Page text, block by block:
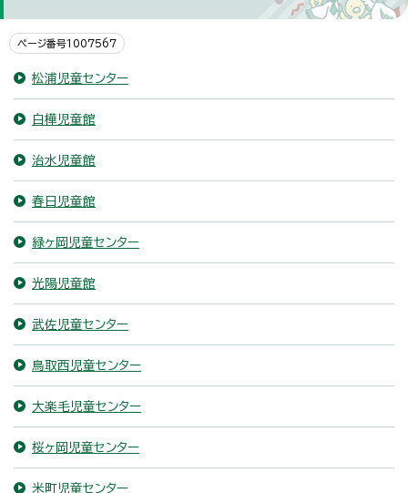
ページ番号1007567
松浦児童センター
白樺児童館
治水児童館
春日児童館
緑ヶ岡児童センター
光陽児童館
武佐児童センター
鳥取西児童センター
大楽毛児童センター
桜ヶ岡児童センター
米町児童センター